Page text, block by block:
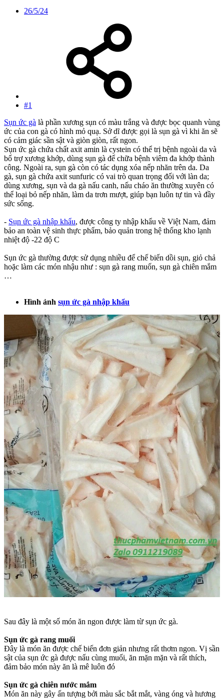
26/5/24
#1
Sụn ức gà là phần xương sụn có màu trắng và được bọc quanh vùng
ức của con gà có hình mỏ quạ. Sở dĩ được gọi là sụn gà vì khi ăn sẽ
có cảm giác sần sật và giòn giòn, rất ngon.
Sụn ức gà chứa chất axit amin là cystein có thể trị bệnh ngoài da và
bổ trợ xương khớp, dùng sụn gà để chữa bệnh viêm đa khớp thành
công. Ngoài ra, sụn gà còn có tác dụng xóa nếp nhăn trên da. Da
gà, sụn gà chứa axit sunfuric có vai trò quan trọng đối với làn da;
dùng xương, sụn và da gà nấu canh, nấu cháo ăn thường xuyên có
thể loại bỏ nếp nhăn, làm da trơn mượt, giúp bạn luôn tự tin và đầy
sức sống.
- Sụn ức gà nhập khẩu, được công ty nhập khẩu về Việt Nam, đảm
bảo an toàn vệ sinh thực phẩm, bảo quản trong hệ thống kho lạnh
nhiệt độ -22 độ C
Sụn ức gà thường được sử dụng nhiều để chế biến dồi sụn, giỏ chả
hoặc làm các món nhậu như : sụn gà rang muốn, sụn gà chiên mắm
…
Hình ảnh sụn ức gà nhập khẩu
Sau đây là một số món ăn ngon được làm từ sụn ức gà.
Sụn ức gà rang muối
Đây là món ăn được chế biến đơn giản nhưng rất thơm ngon. Vị sần
sật của sụn ức gà được nấu cùng muối, ăn mặn mặn và rất thích,
đảm bảo món này ăn là mê luôn đó
Sụn ức gà chiên nước mắm
Món ăn này gây ấn tượng bởi màu sắc bắt mắt, vàng óng và hương